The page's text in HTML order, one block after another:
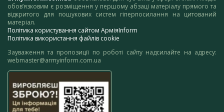
обов’язковим є розміщення у першому абзаці матеріалу прямого та
відкритого для пошукових систем гіперпосилання на цитований
матеріал.
Політика користування сайтом АрміяInform
Політика використання файлів cookie
Зауваження та пропозиції по роботі сайту надсилайте на адресу:
webmaster@armyinform.com.ua